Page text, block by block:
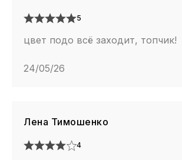
5
цвет подо всё заходит, топчик!
24/05/26
Лена Тимошенко
4